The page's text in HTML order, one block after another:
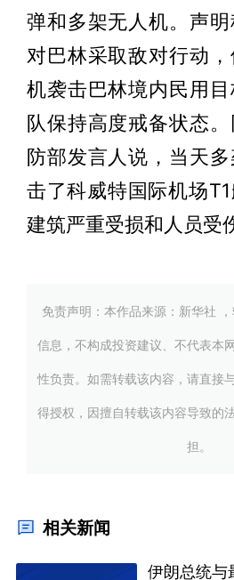
弹和多架无人机。声
对巴林采取敌对行动
机袭击巴林境内民用
队保持高度戒备状态
防部发言人说，当天
击了科威特国际机场
建筑严重受损和人员受
免责声明：本作品来源：新华社
信息，不构成投资建议、不代表本
性负责。如需转载该内容，请直接
得授权，因擅自转载该内容导致的
担。
相关新闻
伊朗总统与